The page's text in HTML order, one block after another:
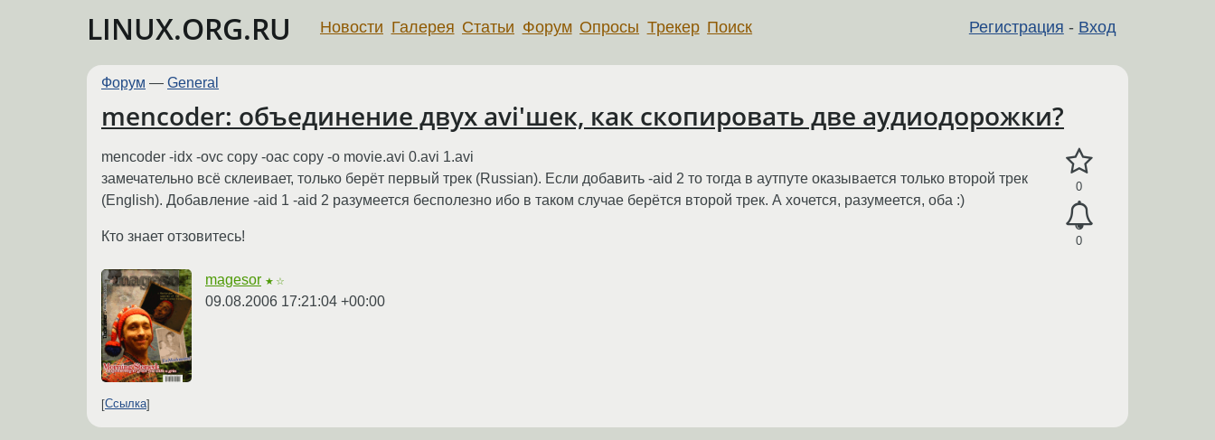
LINUX.ORG.RU Регистрация - Вход
Новости Галерея Статьи Форум Опросы Трекер Поиск
Форум — General
mencoder: объединение двух avi'шек, как скопировать две аудиодорожки?
0
0
mencoder -idx -ovc copy -oac copy -o movie.avi 0.avi 1.avi
замечательно всё склеивает, только берёт первый трек (Russian). Если добавить -aid 2 то тогда в аутпуте оказывается только второй трек
(English). Добавление -aid 1 -aid 2 разумеется бесполезно ибо в таком случае берётся второй трек. А хочется, разумеется, оба :)
Кто знает отзовитесь!
magesor ★☆
09.08.2006 17:21:04 +00:00
Ссылка